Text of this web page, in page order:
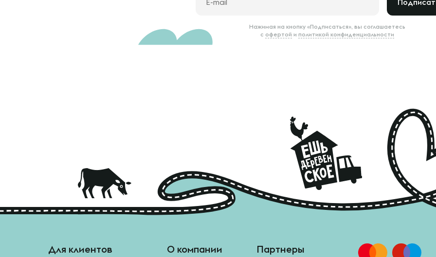
Нажимая на кнопку «Подписаться», вы соглашаетесь
с офертой и политикой конфиденциальности
Для клиентов О компании Партнеры